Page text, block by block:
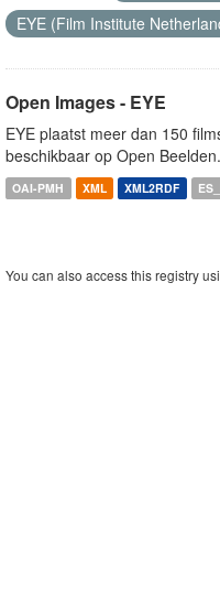
EYE (Film Institute
Open Images - EYE
EYE plaatst meer dan 150
beschikbaar op Open
OAI-PMH XML XML2RDF
You can also access this registry